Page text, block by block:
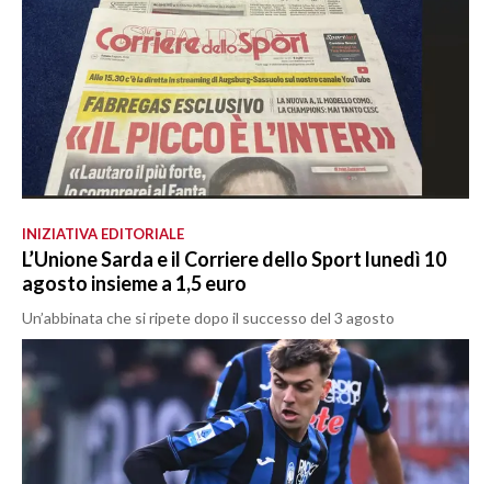
INIZIATIVA EDITORIALE
L’Unione Sarda e il Corriere dello Sport lunedì 10
agosto insieme a 1,5 euro
Un’abbinata che si ripete dopo il successo del 3 agosto